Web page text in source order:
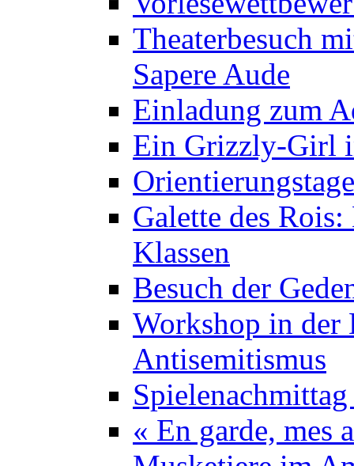
Theaterbesuch
Sapere Aude
Einladung zum
Ein Grizzly-Girl
Galette des
Klassen
Besuch der
Workshop in der
Antisemitismus
« En garde, mes